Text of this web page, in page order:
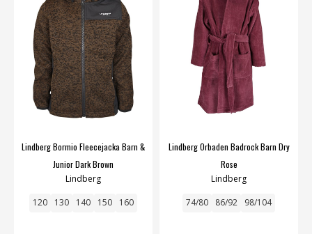
Lindberg Bormio Fleecejacka Barn &
Junior Dark Brown
Lindberg
120 130 140 150 160
Lindberg Orbaden Badrock Barn Dry
Rose
Lindberg
74/80 86/92 98/104